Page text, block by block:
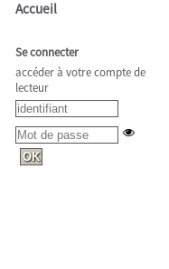
Accueil
Se connecter
accéder à votre compte de
lecteur